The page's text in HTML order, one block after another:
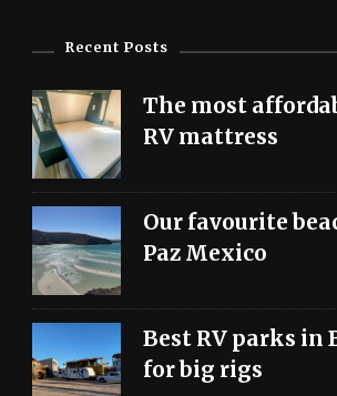
Recent Posts
The most
RV mattress
Our favourite
Paz Mexico
Best RV parks in
for big rigs